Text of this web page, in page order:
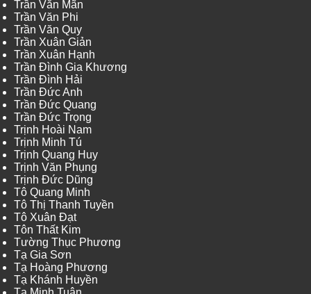
Trần Văn Mãn
Trần Văn Phi
Trần Văn Quy
Trần Xuân Giản
Trần Xuân Hạnh
Trần Đình Gia Khương
Trần Đình Hải
Trần Đức Anh
Trần Đức Quang
Trần Đức Trọng
Trịnh Hoài Nam
Trịnh Minh Tú
Trịnh Quang Huy
Trịnh Văn Phụng
Trịnh Đức Dũng
Tô Quang Minh
Tô Thị Thanh Tuyền
Tô Xuân Đạt
Tôn Thất Kim
Tường Thục Phương
Tạ Gia Sơn
Tạ Hoàng Phương
Tạ Khánh Huyền